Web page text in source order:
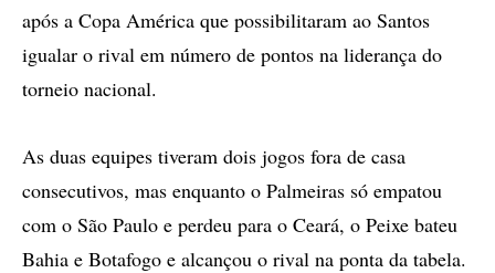
após a Copa América que possibilitaram ao Santos
igualar o rival em número de pontos na liderança do
torneio nacional.
As duas equipes tiveram dois jogos fora de casa
consecutivos, mas enquanto o Palmeiras só empatou
com o São Paulo e perdeu para o Ceará, o Peixe bateu
Bahia e Botafogo e alcançou o rival na ponta da tabela.